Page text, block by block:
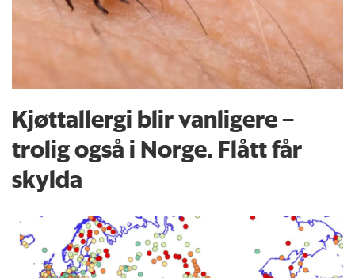
Kjøttallergi blir vanligere –
trolig også i Norge. Flått får
skylda